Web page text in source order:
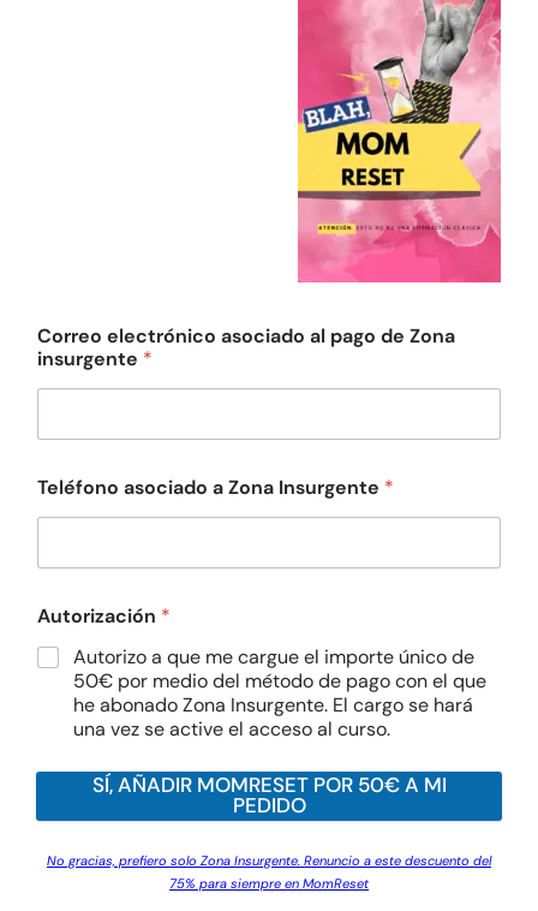
Correo electrónico asociado al pago de Zona
insurgente *
Teléfono asociado a Zona Insurgente *
Autorización *
Autorizo a que me cargue el importe único de
50€ por medio del método de pago con el que
he abonado Zona Insurgente. El cargo se hará
una vez se active el acceso al curso.
SÍ, AÑADIR MOMRESET POR 50€ A MI
PEDIDO
No gracias, prefiero solo Zona Insurgente. Renuncio a este descuento del
75% para siempre en MomReset